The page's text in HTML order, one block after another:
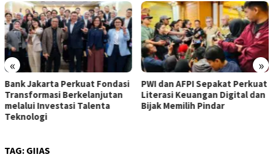
« »
Bank Jakarta Perkuat Fondasi
Transformasi Berkelanjutan
melalui Investasi Talenta
Teknologi
PWI dan AFPI Sepakat Perkuat
Literasi Keuangan Digital dan
Bijak Memilih Pindar
TAG: GIIAS